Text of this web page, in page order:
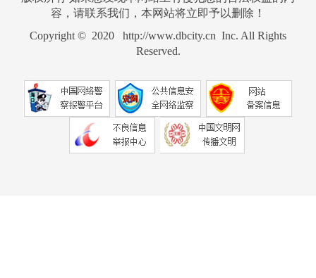
容，请联系我们，本网站将立即予以删除！
Copyright © 2020 http://www.dbcity.cn Inc. All Rights
Reserved.